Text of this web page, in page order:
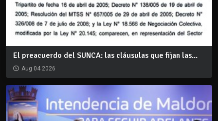
El preacuerdo del SUNCA: las cláusulas que fijan las...
Aug 04 2026